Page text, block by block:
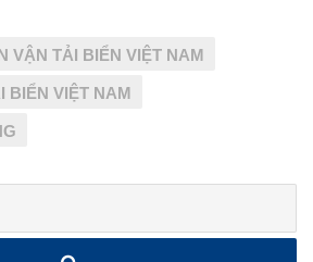
VẬN TẢI BIỂN VIỆT NAM
BIỂN VIỆT NAM